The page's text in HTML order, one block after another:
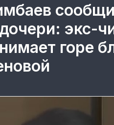
экс-
горе